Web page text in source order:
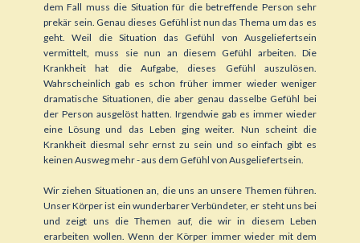
dem Fall muss die Situation für die betreffende Person sehr
prekär sein. Genau dieses Gefühl ist nun das Thema um das es
geht. Weil die Situation das Gefühl von Ausgeliefertsein
vermittelt, muss sie nun an diesem Gefühl arbeiten. Die
Krankheit hat die Aufgabe, dieses Gefühl auszulösen.
Wahrscheinlich gab es schon früher immer wieder weniger
dramatische Situationen, die aber genau dasselbe Gefühl bei
der Person ausgelöst hatten. Irgendwie gab es immer wieder
eine Lösung und das Leben ging weiter. Nun scheint die
Krankheit diesmal sehr ernst zu sein und so einfach gibt es
keinen Ausweg mehr - aus dem Gefühl von Ausgeliefertsein.
Wir ziehen Situationen an, die uns an unsere Themen führen.
Unser Körper ist ein wunderbarer Verbündeter, er steht uns bei
und zeigt uns die Themen auf, die wir in diesem Leben
erarbeiten wollen. Wenn der Körper immer wieder mit dem